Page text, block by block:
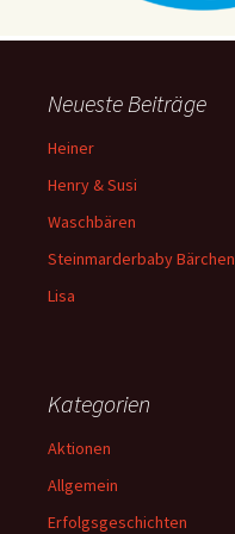
Neueste Beiträge
Heiner
Henry & Susi
Waschbären
Steinmarderbaby Bärchen
Lisa
Kategorien
Aktionen
Allgemein
Erfolgsgeschichten